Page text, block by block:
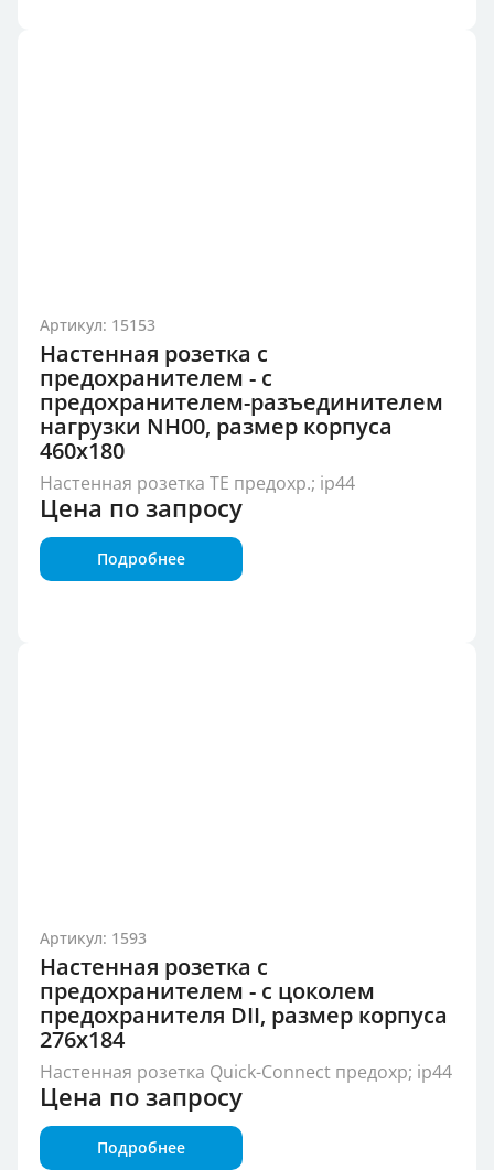
Артикул: 15153
Настенная розетка с
предохранителем - с
предохранителем-разъединителем
нагрузки NH00, размер корпуса
460x180
Настенная розетка TE предохр.; ip44
Цена по запросу
Подробнее
Артикул: 1593
Настенная розетка с
предохранителем - с цоколем
предохранителя DII, размер корпуса
276x184
Настенная розетка Quick-Connect предохр; ip44
Цена по запросу
Подробнее